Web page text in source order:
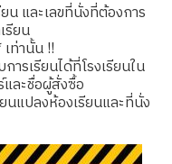
และเลขที่นั่งที่ต้องการ
รียน
ท่านั้น !!
ารเรียนได้ที่โรงเรียนใน
และชื่อผู้สั่งซื้อ
นแปลงห้องเรียนและที่นั่ง